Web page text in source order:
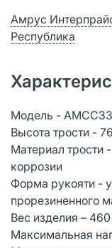
Амрус
Республика
Модель - AMCC33
Высота трости -
Материал трости
коррозии
Форма рукояти -
прорезиненного
Вес изделия – 460
Максимальная